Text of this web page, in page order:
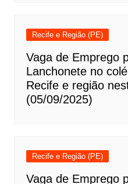
Recife e Região (PE)
Vaga de Emprego
Lanchonete no
Recife e região
(05/09/2025)
Recife e Região (PE)
Vaga de Emprego